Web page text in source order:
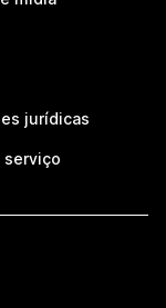
jurídicas
serviço